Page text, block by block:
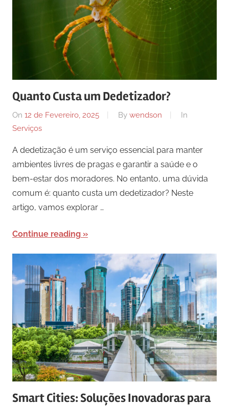
Quanto Custa um Dedetizador?
On 12 de Fevereiro, 2025 By wendson
In
Serviços
A dedetização é um serviço essencial para manter
ambientes livres de pragas e garantir a saúde e o
bem-estar dos moradores. No entanto, uma dúvida
comum é: quanto custa um dedetizador? Neste
artigo, vamos explorar …
Continue reading
Smart Cities: Soluções Inovadoras para